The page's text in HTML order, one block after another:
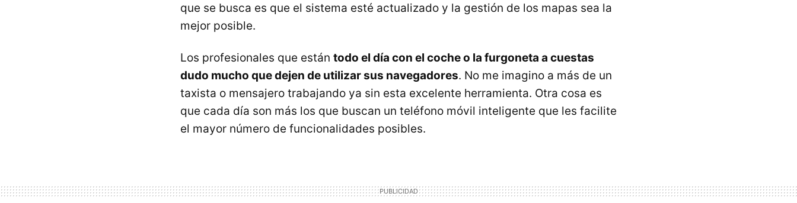
que se busca es que el sistema esté actualizado y la gestión de los mapas sea la
mejor posible.
Los profesionales que están todo el día con el coche o la furgoneta a cuestas
dudo mucho que dejen de utilizar sus navegadores. No me imagino a más de un
taxista o mensajero trabajando ya sin esta excelente herramienta. Otra cosa es
que cada día son más los que buscan un teléfono móvil inteligente que les facilite
el mayor número de funcionalidades posibles.